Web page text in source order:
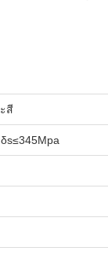
สี